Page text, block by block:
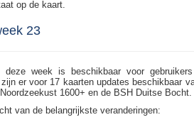
op de kaart.
23
deze week is beschikbaar voor
er voor 17 kaarten updates beschikbaar
1600+ en de BSH Duitse Bocht.
van de belangrijkste veranderingen: